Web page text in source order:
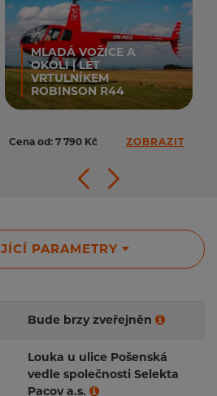
MLADÁ VOŽICE A
OKOLÍ | LET
VRTULNÍKEM
ROBINSON R44
Cena od: 7 790 Kč ZOBRAZIT
PARAMETRY
Bude brzy zveřejněn
Louka u ulice Pošenská
vedle společnosti Selekta
Pacov a.s.